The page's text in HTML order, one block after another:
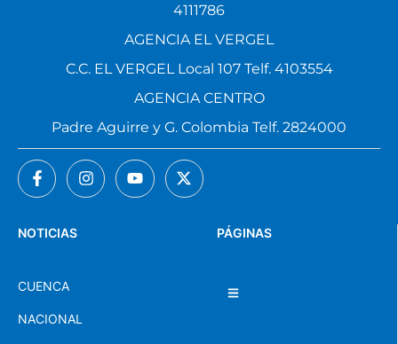
PÁGINAS
NOTICIAS
CUENCA
NACIONAL
4111786
AGENCIA EL VERGEL
C.C. EL VERGEL Local 107 Telf. 4103554
AGENCIA CENTRO
Padre Aguirre y G. Colombia Telf. 2824000